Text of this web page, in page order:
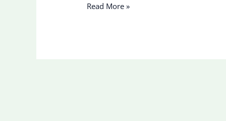
CGU
Read More »